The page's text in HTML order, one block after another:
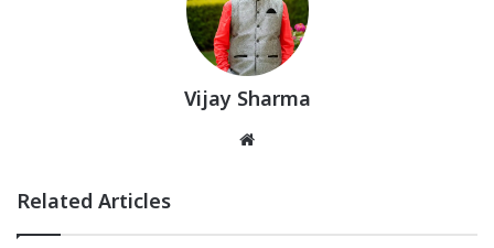
Vijay Sharma
Related Articles